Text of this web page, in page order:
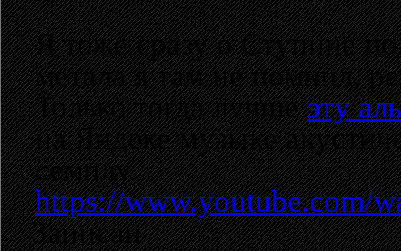
Я тоже сразу о Ступине
метала я там не помнил,
Только тогда лучшеэту
на Яндеке музыке
семплу.
https://www.youtube.com/
Записан